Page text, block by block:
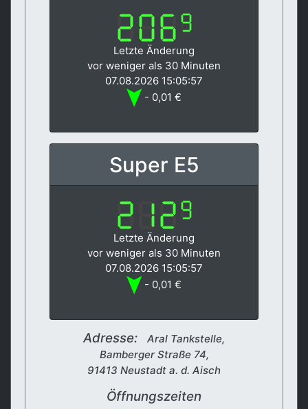
Letzte Änderung
vor weniger als 30 Minuten
07.08.2026 15:05:57
- 0,01 €
Super E5
Letzte Änderung
vor weniger als 30 Minuten
07.08.2026 15:05:57
- 0,01 €
Adresse:
Aral Tankstelle,
Bamberger Straße 74,
91413 Neustadt a. d. Aisch
Öffnungszeiten